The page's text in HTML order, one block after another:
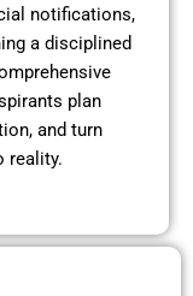
notifications,
a disciplined
plan
and turn
reality.